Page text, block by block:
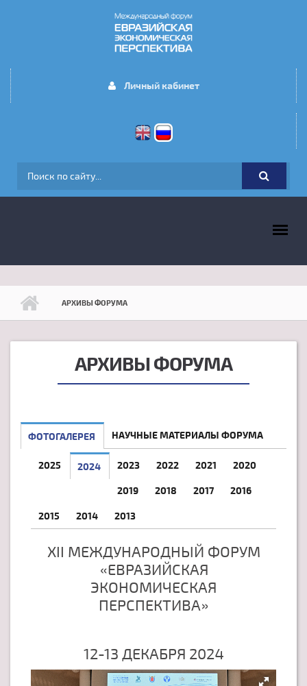
Личный кабинет
ФОРМА ПОИСКА
АРХИВЫ ФОРУМА
АРХИВЫ ФОРУМА
ФОТОГАЛЕРЕЯ НАУЧНЫЕ МАТЕРИАЛЫ ФОРУМА
2025 2024 2023 2022 2021 2020
2019 2018 2017 2016
2015 2014 2013
XII МЕЖДУНАРОДНЫЙ ФОРУМ
«ЕВРАЗИЙСКАЯ
ЭКОНОМИЧЕСКАЯ
ПЕРСПЕКТИВА»
12-13 ДЕКАБРЯ 2024